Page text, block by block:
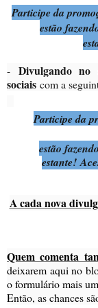
Participe da
estão
- Divulgando
sociais com a
Participe da
estão
estante!
A cada nova
Quem comenta
deixarem aqui no
o formulário mais
Então, as chances